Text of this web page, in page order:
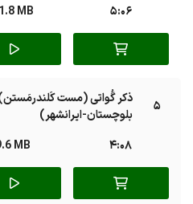
5:06
MB
5
ذکر گُواتی (مست
بلوچستان-ایرانشهر)
4:08
MB